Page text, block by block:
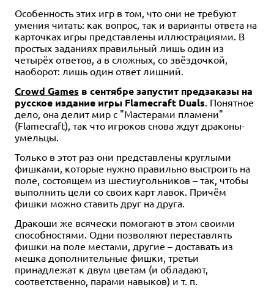
Особенность этих игр в том, что они не требуют
умения читать: как вопрос, так и варианты ответа на
карточках игры представлены иллюстрациями. В
простых заданиях правильный лишь один из
четырёх ответов, а в сложных, со звёздочкой,
наоборот: лишь один ответ лишний.
Crowd Games в сентябре запустит предзаказы на
русское издание игры Flamecraft Duals . Понятное
дело, она делит мир с "Мастерами пламени"
(Flamecraft), так что игроков снова ждут драконы-
умельцы.
Только в этот раз они представлены круглыми
фишками, которые нужно правильно выстроить на
поле, состоящем из шестиугольников – так, чтобы
выполнить цели со своих карт лавок. Причём
фишки можно ставить друг на друга.
Дракоши же всячески помогают в этом своими
способностями. Одни позволяют переставлять
фишки на поле местами, другие – доставать из
мешка дополнительные фишки, третьи
принадлежат к двум цветам (и обладают,
соответственно, парами навыков) и т. п.